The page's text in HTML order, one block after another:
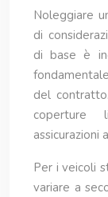
Noleggiare
di
di base è
del
coperture
assicurazioni
Per i veicoli
variare a